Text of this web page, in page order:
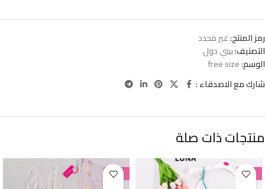
رمز المنتج:غير محدد
التصنيف:بيبي دول
الوسم:free size
شارك مع الاصدقاء :
منتجات ذات صلة
-38%
-38%